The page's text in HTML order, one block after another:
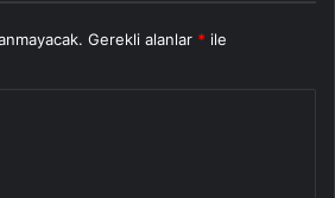
Gerekli alanlar * ile